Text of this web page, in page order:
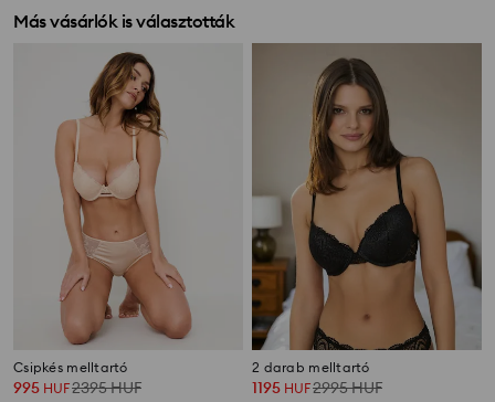
Más vásárlók is választották
Csipkés melltartó
995 HUF2395HUF
2 darab melltartó
1195 HUF2995HUF